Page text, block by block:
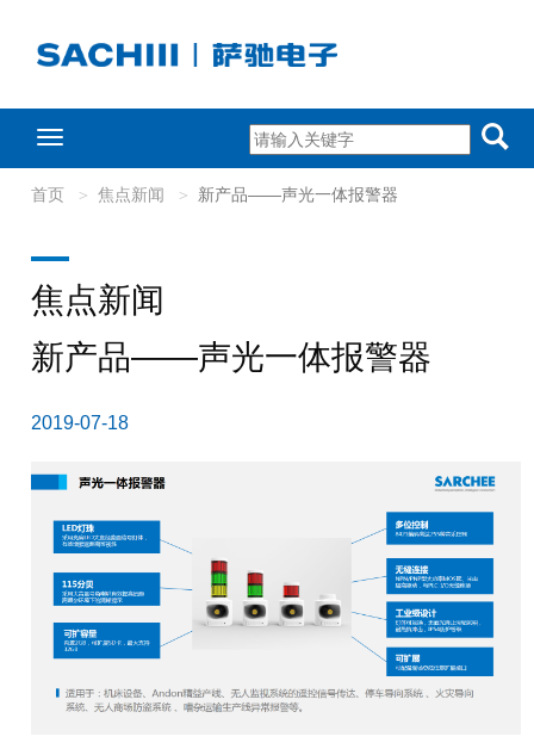
Toggle
首页
焦点新闻 新产品——声光一体报警器
焦点新闻
新产品——声光一体报警器
2019-07-18